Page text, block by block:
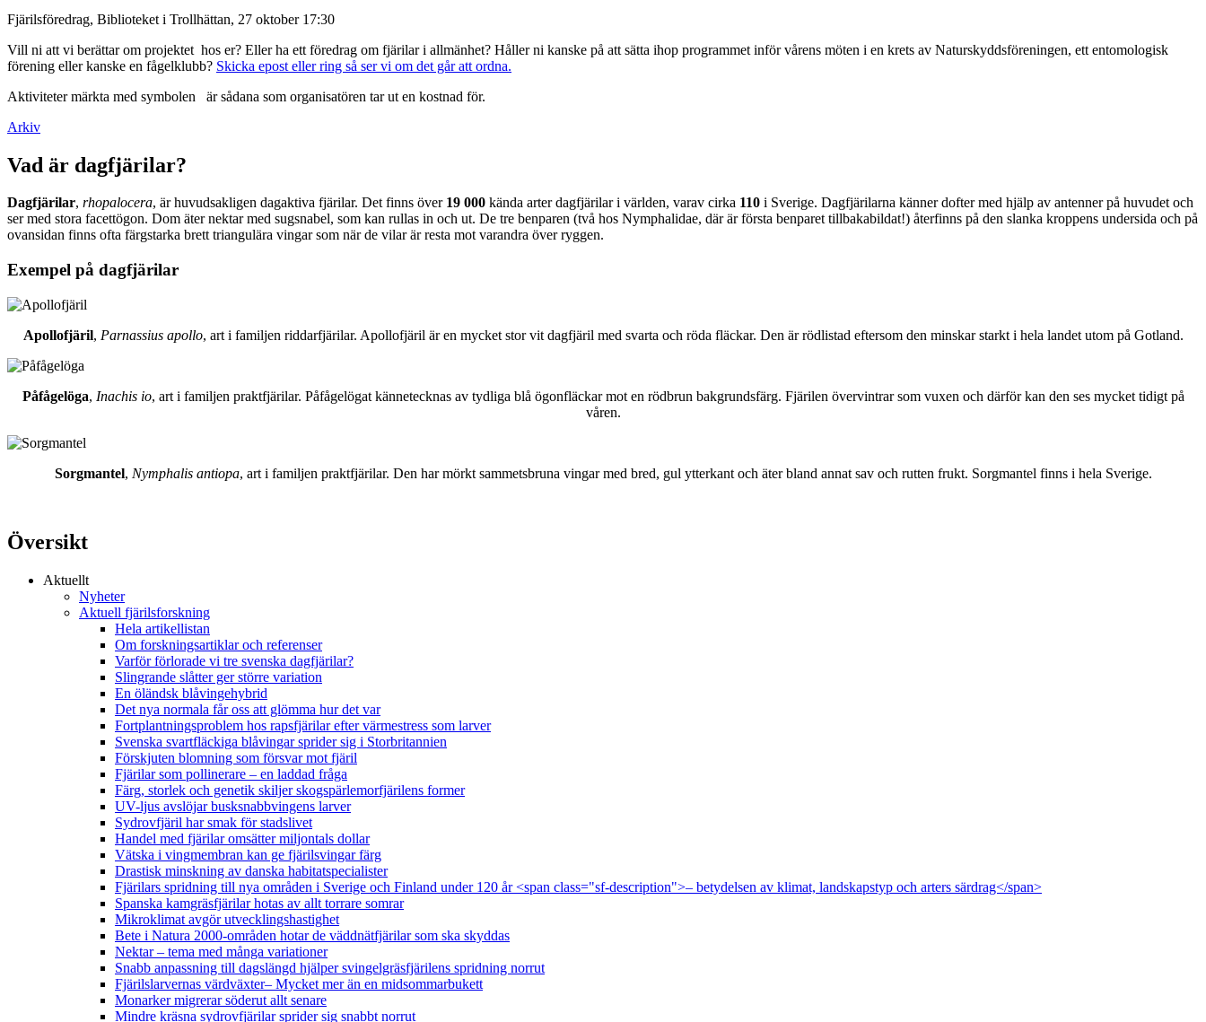
Fjärilsföredrag, Biblioteket i Trollhättan, 27 oktober 17:30
Vill ni att vi berättar om projektet hos er? Eller ha ett föredrag om fjärilar i allmänhet? Håller ni kanske på att sätta ihop programmet inför vårens möten i en krets av Naturskyddsföreningen, ett entomologisk
förening eller kanske en fågelklubb? Skicka epost eller ring så ser vi om det går att ordna.
Aktiviteter märkta med symbolen
är sådana som organisatören tar ut en kostnad för.
Arkiv
Vad är dagfjärilar?
Dagfjärilar, rhopalocera, är huvudsakligen dagaktiva fjärilar. Det finns över 19 000 kända arter dagfjärilar i världen, varav cirka 110 i Sverige. Dagfjärilarna känner dofter med hjälp av antenner på huvudet och
ser med stora facettögon. Dom äter nektar med sugsnabel, som kan rullas in och ut. De tre benparen (två hos Nymphalidae, där är första benparet tillbakabildat!) återfinns på den slanka kroppens undersida och på
ovansidan finns ofta färgstarka brett triangulära vingar som när de vilar är resta mot varandra över ryggen.
Exempel på dagfjärilar
Apollofjäril, Parnassius apollo, art i familjen riddarfjärilar. Apollofjäril är en mycket stor vit dagfjäril med svarta och röda fläckar. Den är rödlistad eftersom den minskar starkt i hela landet utom på Gotland.
Påfågelöga, Inachis io, art i familjen praktfjärilar. Påfågelögat kännetecknas av tydliga blå ögonfläckar mot en rödbrun bakgrundsfärg. Fjärilen övervintrar som vuxen och därför kan den ses mycket tidigt på
våren.
Sorgmantel, Nymphalis antiopa, art i familjen praktfjärilar. Den har mörkt sammetsbruna vingar med bred, gul ytterkant och äter bland annat sav och rutten frukt. Sorgmantel finns i hela Sverige.
Översikt
Aktuellt
Nyheter
Aktuell fjärilsforskning
Hela artikellistan
Om forskningsartiklar och referenser
Varför förlorade vi tre svenska dagfjärilar?
Slingrande slåtter ger större variation
En öländsk blåvingehybrid
Det nya normala får oss att glömma hur det var
Fortplantningsproblem hos rapsfjärilar efter värmestress som larver
Svenska svartfläckiga blåvingar sprider sig i Storbritannien
Förskjuten blomning som försvar mot fjäril
Fjärilar som pollinerare – en laddad fråga
Färg, storlek och genetik skiljer skogspärlemorfjärilens former
UV-ljus avslöjar busksnabbvingens larver
Sydrovfjäril har smak för stadslivet
Handel med fjärilar omsätter miljontals dollar
Vätska i vingmembran kan ge fjärilsvingar färg
Drastisk minskning av danska habitatspecialister
Fjärilars spridning till nya områden i Sverige och Finland under 120 år <span class="sf-description">– betydelsen av klimat, landskapstyp och arters särdrag</span>
Spanska kamgräsfjärilar hotas av allt torrare somrar
Mikroklimat avgör utvecklingshastighet
Bete i Natura 2000-områden hotar de väddnätfjärilar som ska skyddas
Nektar – tema med många variationer
Snabb anpassning till dagslängd hjälper svingelgräsfjärilens spridning norrut
Fjärilslarvernas värdväxter– Mycket mer än en midsommarbukett
Monarker migrerar söderut allt senare
Mindre kräsna sydrovfjärilar sprider sig snabbt norrut